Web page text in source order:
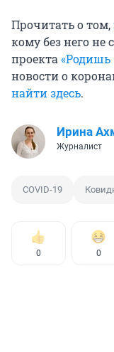
Прочитать о том,
кому без него не
проекта
новости о
найти здесь.
Ирина
Журналист
COVID-19
0 0